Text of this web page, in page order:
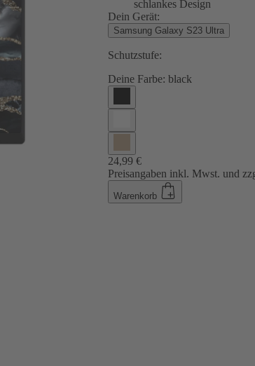
schlankes Design
Dein Gerät:
Samsung Galaxy S23 Ultra
Schutzstufe:
Deine Farbe: black
24,99 €
Preisangaben inkl. Mwst. und
Warenkorb